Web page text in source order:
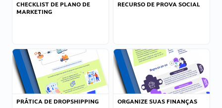
CHECKLIST DE PLANO DE
MARKETING
RECURSO DE PROVA SOCIAL
PRÁTICA DE DROPSHIPPING ORGANIZE SUAS FINANÇAS